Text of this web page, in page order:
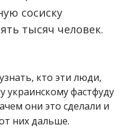
сосиску
тысяч человек.
кто эти люди,
украинскому фастфуду
они это сделали и
них дальше.